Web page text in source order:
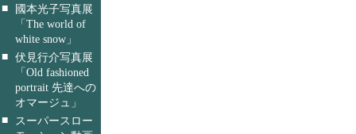
■
國本光子写真展
「The world of
white snow」
■ 伏見行介写真展
「Old fashioned
portrait 先達への
オマージュ」
■
スーパースロー